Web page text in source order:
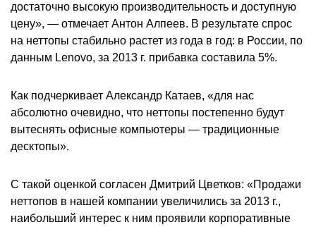
достаточно высокую производительность и доступную
цену», — отмечает Антон Алпеев. В результате спрос
на неттопы стабильно растет из года в год: в России, по
данным Lenovo, за 2013 г. прибавка составила 5%.
Как подчеркивает Александр Катаев, «для нас
абсолютно очевидно, что неттопы постепенно будут
вытеснять офисные компьютеры — традиционные
десктопы».
С такой оценкой согласен Дмитрий Цветков: «Продажи
неттопов в нашей компании увеличились за 2013 г.,
наибольший интерес к ним проявили корпоративные